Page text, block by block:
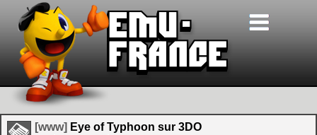
[www] Eye of Typhoon sur 3DO